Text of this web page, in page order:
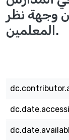
وجهة نظر
المعلمين.